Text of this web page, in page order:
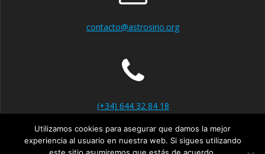
contacto@astrosirio.org
(+34) 644 32 84 18
Utilizamos cookies para asegurar que damos la mejor
experiencia al usuario en nuestra web. Si sigues utilizando
este sitio asumiremos que estás de acuerdo.